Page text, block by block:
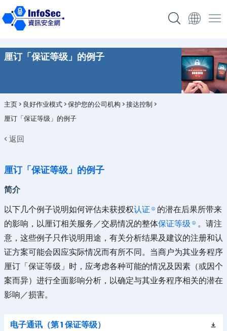
厘订「保证等级」的例子
主页> 良好作业模式>保护您的公司机构 >接达控制 >
厘订「保证等级」的例子
< 返回
厘订「保证等级」的例子
简介
以下几个例子说明如何评估未获授权认证
的潜在后果所带来
的影响，以厘订相关服务／交易情况的整体保证等级
。请注
意，这些例子只作说明用途，有关分析结果及建议的注册和认
证方案可能会因应实际情况而有所不同。当商户为其业务程序
厘订「保证等级」时，应考虑各种可能的情况及因素（或因个
案而异）进行全面影响分析，以确定与其业务程序相关的潜在
影响／损害。
电子通讯（第 1 保证等级）